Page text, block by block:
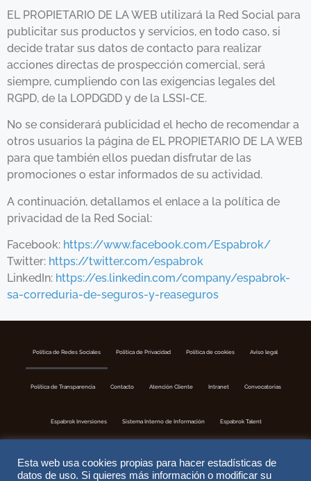
EL PROPIETARIO DE LA WEB utilizará la Red Social para
publicitar sus productos y servicios, en todo caso, si
decide tratar sus datos de contacto para realizar
acciones directas de prospección comercial, será
siempre, cumpliendo con las exigencias legales del
RGPD, de la LOPDGDD y de la LSSI-CE.
No se considerará publicidad el hecho de recomendar a
otros usuarios la página de EL PROPIETARIO DE LA WEB
para que también ellos puedan disfrutar de las
promociones o estar informados de su actividad.
A continuación, detallamos el enlace a la política de
privacidad de la Red Social:
Facebook: https://www.facebook.com/Espabrok/
Twitter: https://twitter.com/espabrok
LinkedIn: https://es.linkedin.com/company/espabrok-
sa-correduria-de-seguros-y-reaseguros
Política de Redes Sociales Politica de Privacidad Política de cookies Aviso legal
Política de Transparencia Contacto Atención Cliente Intranet Convocatorias
Espabrok Inversiones Sistema Interno de Información Espabrok Talent
Esta web usa cookies propias para hacer estadísticas de
datos de uso. Si quieres más información o modificar su